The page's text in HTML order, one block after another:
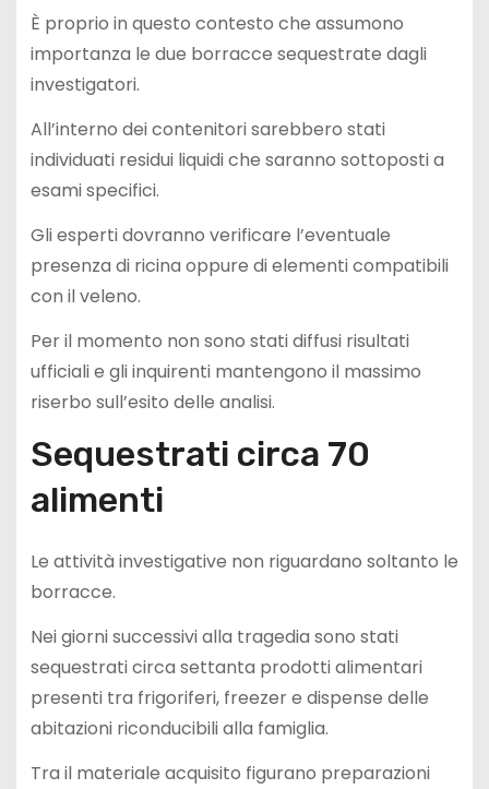
È proprio in questo contesto che assumono
importanza le due borracce sequestrate dagli
investigatori.
All’interno dei contenitori sarebbero stati
individuati residui liquidi che saranno sottoposti a
esami specifici.
Gli esperti dovranno verificare l’eventuale
presenza di ricina oppure di elementi compatibili
con il veleno.
Per il momento non sono stati diffusi risultati
ufficiali e gli inquirenti mantengono il massimo
riserbo sull’esito delle analisi.
Sequestrati circa 70
alimenti
Le attività investigative non riguardano soltanto le
borracce.
Nei giorni successivi alla tragedia sono stati
sequestrati circa settanta prodotti alimentari
presenti tra frigoriferi, freezer e dispense delle
abitazioni riconducibili alla famiglia.
Tra il materiale acquisito figurano preparazioni